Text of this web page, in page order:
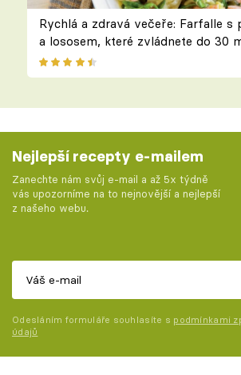
Rychlá a zdravá večeře: Farfalle s
a lososem, které zvládnete do 30
Nejlepší recepty e-mailem
Zanechte nám svůj e-mail a až 5x týdně
vás upozorníme na to nejnovější a nejlepší
z našeho webu.
Odesláním formuláře souhlasíte s podmínkami
údajů